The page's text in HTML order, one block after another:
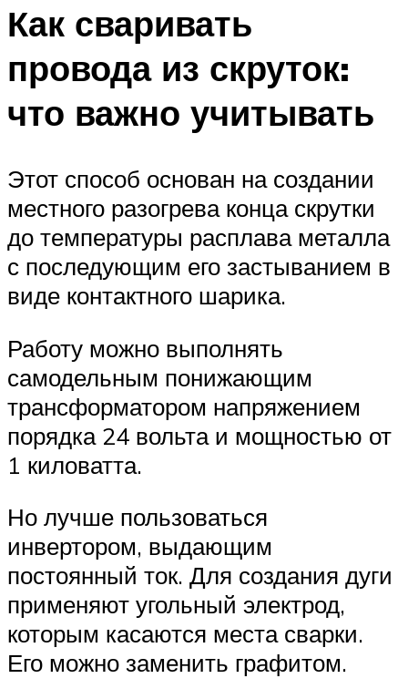
Как сваривать
провода из скруток:
что важно учитывать
Этот способ основан на создании
местного разогрева конца скрутки
до температуры расплава металла
с последующим его застыванием в
виде контактного шарика.
Работу можно выполнять
самодельным понижающим
трансформатором напряжением
порядка 24 вольта и мощностью от
1 киловатта.
Но лучше пользоваться
инвертором, выдающим
постоянный ток. Для создания дуги
применяют угольный электрод,
которым касаются места сварки.
Его можно заменить графитом.